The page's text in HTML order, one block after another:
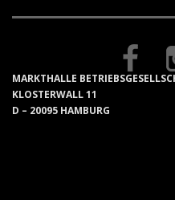
MARKTHALLE
KLOSTERWALL 11
D – 20095 HAMBURG